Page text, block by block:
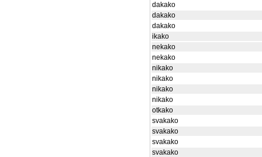
dakako
dakako
dakako
ikako
nekako
nekako
nikako
nikako
nikako
nikako
otkako
svakako
svakako
svakako
svakako